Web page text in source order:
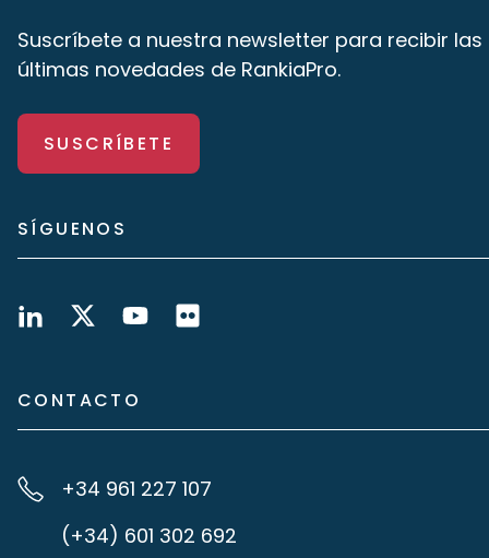
Suscríbete a nuestra newsletter para recibir las
últimas novedades de RankiaPro.
SUSCRÍBETE
SÍGUENOS
CONTACTO
+34 961 227 107
(+34) 601 302 692